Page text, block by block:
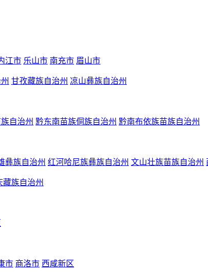
江市 乐山市 南充市 眉山市
甘孜藏族自治州 凉山彝族自治州
自治州 黔东南苗族侗族自治州 黔南布依族苗族自治州
彝族自治州 红河哈尼族彝族自治州 文山壮族苗族自治州
藏族自治州
市 商洛市 西咸新区